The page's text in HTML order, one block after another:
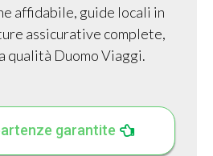
affidabile, guide locali in
assicurative complete,
qualità Duomo Viaggi.
garantite